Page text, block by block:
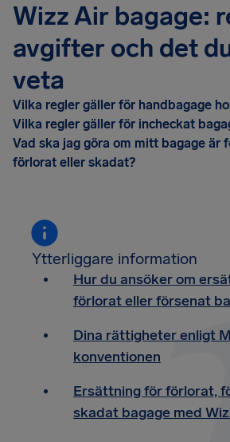
Wizz Air bagage:
avgifter och det
veta
Vilka regler gäller för handbagage
Vilka regler gäller för incheckat
Vad ska jag göra om mitt bagage är
förlorat eller skadat?
Ytterliggare information
Hur du ansöker om
förlorat eller försenat
Dina rättigheter enligt
konventionen
Ersättning för förlorat,
skadat bagage med